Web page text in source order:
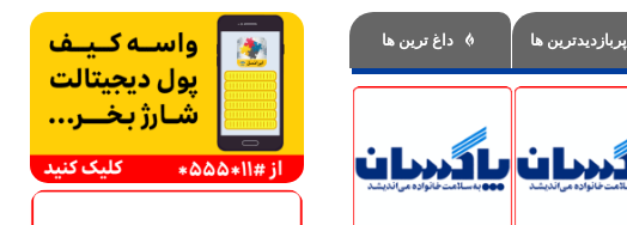
پربازدیدترین ها داغ ترین ها